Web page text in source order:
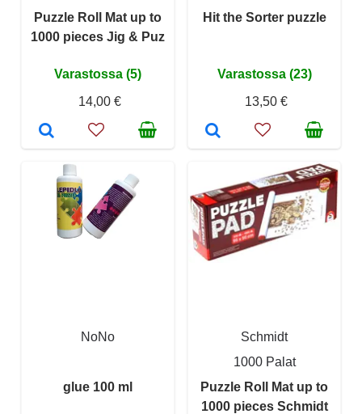
Puzzle Roll Mat up to
1000 pieces Jig & Puz
Varastossa (5)
14,00 €
Hit the Sorter puzzle
Varastossa (23)
13,50 €
NoNo
glue 100 ml
Schmidt
1000 Palat
Puzzle Roll Mat up to
1000 pieces Schmidt